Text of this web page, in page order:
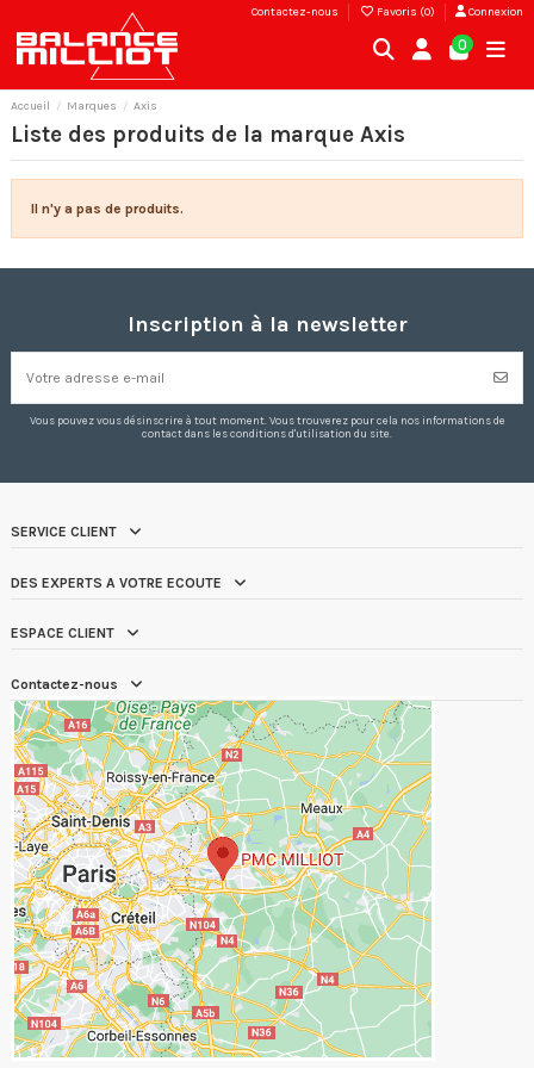
Contactez-nous Favoris (0) Connexion
0
Accueil Marques Axis
Liste des produits de la marque Axis
Il n'y a pas de produits.
Inscription à la newsletter
Vous pouvez vous désinscrire à tout moment. Vous trouverez pour cela nos informations de
contact dans les conditions d'utilisation du site.
SERVICE CLIENT
DES EXPERTS A VOTRE ECOUTE
ESPACE CLIENT
Contactez-nous